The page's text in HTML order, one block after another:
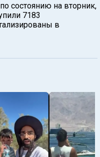
состоянию на вторник,
7183
в